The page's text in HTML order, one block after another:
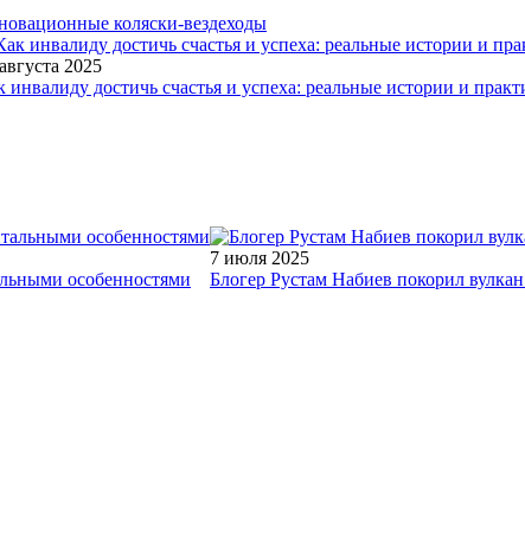
коляски-вездеходы
2025
инвалиду достичь счастья и успеха: реальные истории и
особенностями
7 июля 2025
Блогер Рустам Набиев покорил